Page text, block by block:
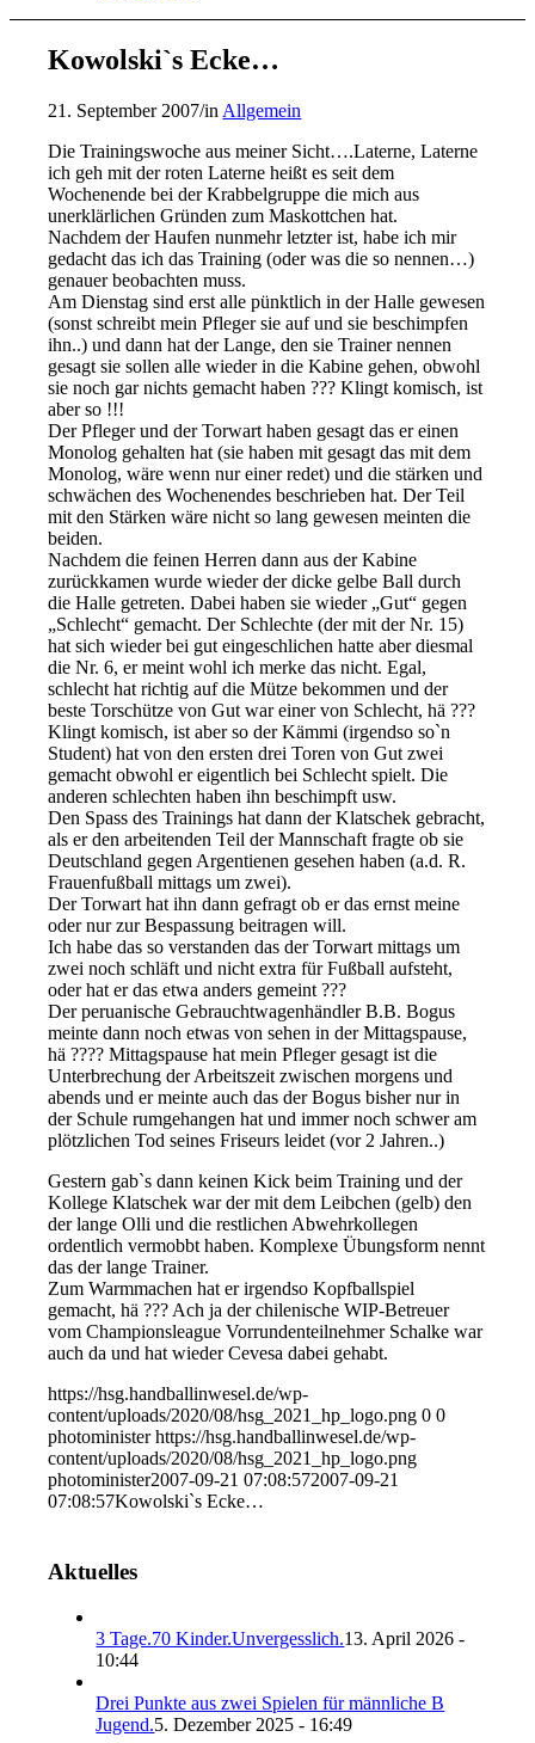
Kowolski`s Ecke…
21. September 2007/in Allgemein
Die Trainingswoche aus meiner Sicht….Laterne, Laterne
ich geh mit der roten Laterne heißt es seit dem
Wochenende bei der Krabbelgruppe die mich aus
unerklärlichen Gründen zum Maskottchen hat.
Nachdem der Haufen nunmehr letzter ist, habe ich mir
gedacht das ich das Training (oder was die so nennen…)
genauer beobachten muss.
Am Dienstag sind erst alle pünktlich in der Halle gewesen
(sonst schreibt mein Pfleger sie auf und sie beschimpfen
ihn..) und dann hat der Lange, den sie Trainer nennen
gesagt sie sollen alle wieder in die Kabine gehen, obwohl
sie noch gar nichts gemacht haben ??? Klingt komisch, ist
aber so !!!
Der Pfleger und der Torwart haben gesagt das er einen
Monolog gehalten hat (sie haben mit gesagt das mit dem
Monolog, wäre wenn nur einer redet) und die stärken und
schwächen des Wochenendes beschrieben hat. Der Teil
mit den Stärken wäre nicht so lang gewesen meinten die
beiden.
Nachdem die feinen Herren dann aus der Kabine
zurückkamen wurde wieder der dicke gelbe Ball durch
die Halle getreten. Dabei haben sie wieder „Gut“ gegen
„Schlecht“ gemacht. Der Schlechte (der mit der Nr. 15)
hat sich wieder bei gut eingeschlichen hatte aber diesmal
die Nr. 6, er meint wohl ich merke das nicht. Egal,
schlecht hat richtig auf die Mütze bekommen und der
beste Torschütze von Gut war einer von Schlecht, hä ???
Klingt komisch, ist aber so der Kämmi (irgendso so`n
Student) hat von den ersten drei Toren von Gut zwei
gemacht obwohl er eigentlich bei Schlecht spielt. Die
anderen schlechten haben ihn beschimpft usw.
Den Spass des Trainings hat dann der Klatschek gebracht,
als er den arbeitenden Teil der Mannschaft fragte ob sie
Deutschland gegen Argentienen gesehen haben (a.d. R.
Frauenfußball mittags um zwei).
Der Torwart hat ihn dann gefragt ob er das ernst meine
oder nur zur Bespassung beitragen will.
Ich habe das so verstanden das der Torwart mittags um
zwei noch schläft und nicht extra für Fußball aufsteht,
oder hat er das etwa anders gemeint ???
Der peruanische Gebrauchtwagenhändler B.B. Bogus
meinte dann noch etwas von sehen in der Mittagspause,
hä ???? Mittagspause hat mein Pfleger gesagt ist die
Unterbrechung der Arbeitszeit zwischen morgens und
abends und er meinte auch das der Bogus bisher nur in
der Schule rumgehangen hat und immer noch schwer am
plötzlichen Tod seines Friseurs leidet (vor 2 Jahren..)
Gestern gab`s dann keinen Kick beim Training und der
Kollege Klatschek war der mit dem Leibchen (gelb) den
der lange Olli und die restlichen Abwehrkollegen
ordentlich vermobbt haben. Komplexe Übungsform nennt
das der lange Trainer.
Zum Warmmachen hat er irgendso Kopfballspiel
gemacht, hä ??? Ach ja der chilenische WIP-Betreuer
vom Championsleague Vorrundenteilnehmer Schalke war
auch da und hat wieder Cevesa dabei gehabt.
https://hsg.handballinwesel.de/wp-
content/uploads/2020/08/hsg_2021_hp_logo.png 0 0
photominister https://hsg.handballinwesel.de/wp-
content/uploads/2020/08/hsg_2021_hp_logo.png
photominister2007-09-21 07:08:572007-09-21
07:08:57Kowolski`s Ecke…
Aktuelles
3 Tage.70 Kinder.Unvergesslich.13. April 2026 -
10:44
Drei Punkte aus zwei Spielen für männliche B
Jugend.5. Dezember 2025 - 16:49